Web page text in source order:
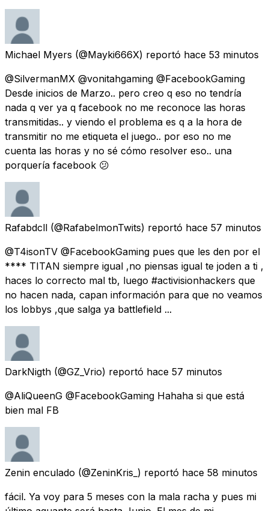
Michael Myers (@Mayki666X) reportó hace 53 minutos
@SilvermanMX @vonitahgaming @FacebookGaming
Desde inicios de Marzo.. pero creo q eso no tendría
nada q ver ya q facebook no me reconoce las horas
transmitidas.. y viendo el problema es q a la hora de
transmitir no me etiqueta el juego.. por eso no me
cuenta las horas y no sé cómo resolver eso.. una
porquería facebook 😕
Rafabdcll (@RafabelmonTwits) reportó hace 57 minutos
@T4isonTV @FacebookGaming pues que les den por el
**** TITAN siempre igual ,no piensas igual te joden a ti ,
haces lo correcto mal tb, luego #activisionhackers que
no hacen nada, capan información para que no veamos
los lobbys ,que salga ya battlefield ...
DarkNigth (@GZ_Vrio) reportó hace 57 minutos
@AliQueenG @FacebookGaming Hahaha si que está
bien mal FB
Zenin enculado (@ZeninKris_) reportó hace 58 minutos
fácil. Ya voy para 5 meses con la mala racha y pues mi